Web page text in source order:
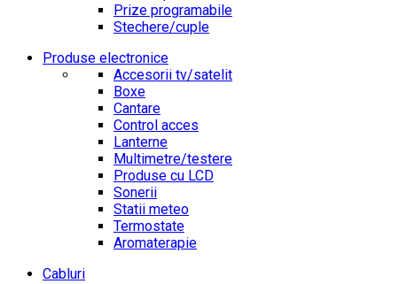
Prize programabile
Stechere/cuple
Produse electronice
Accesorii tv/satelit
Boxe
Cantare
Control acces
Lanterne
Multimetre/testere
Produse cu LCD
Sonerii
Statii meteo
Termostate
Aromaterapie
Cabluri